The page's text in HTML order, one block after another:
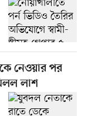
নেওয়ার পর
লাশ